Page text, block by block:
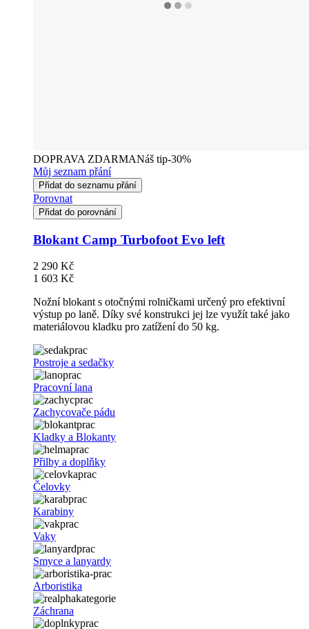
DOPRAVA ZDARMANáš tip-30%
Můj seznam přání
Přidat do seznamu přání
Porovnat
Přidat do porovnání
Blokant Camp Turbofoot Evo left
2 290 Kč
1 603 Kč
Nožní blokant s otočnými rolničkami určený pro efektivní
výstup po laně. Díky své konstrukci jej lze využít také jako
materiálovou kladku pro zatížení do 50 kg.
Postroje a sedačky
Pracovní lana
Zachycovače pádu
Kladky a Blokanty
Přilby a doplňky
Čelovky
Karabiny
Vaky
Smyce a lanyardy
Arboristika
Záchrana